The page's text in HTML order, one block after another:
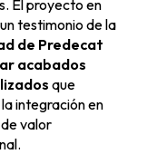
El proyecto en
testimonio de la
de Predecat
acabados
que
integración en
valor